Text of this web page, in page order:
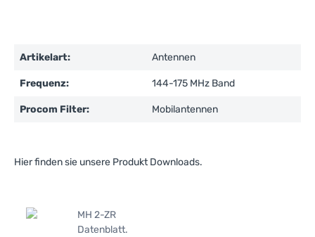
Artikelart: Antennen
Frequenz: 144-175 MHz Band
Procom Filter: Mobilantennen
Hier finden sie unsere Produkt Downloads.
MH 2-ZR
Datenblatt.